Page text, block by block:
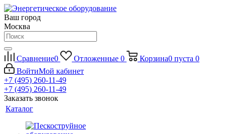
Ваш город
Москва
Сравнение0 Отложенные 0 Корзина0 пуста 0
ВойтиМой кабинет
+7 (495) 260-11-49
+7 (495) 260-11-49
Заказать звонок
Каталог